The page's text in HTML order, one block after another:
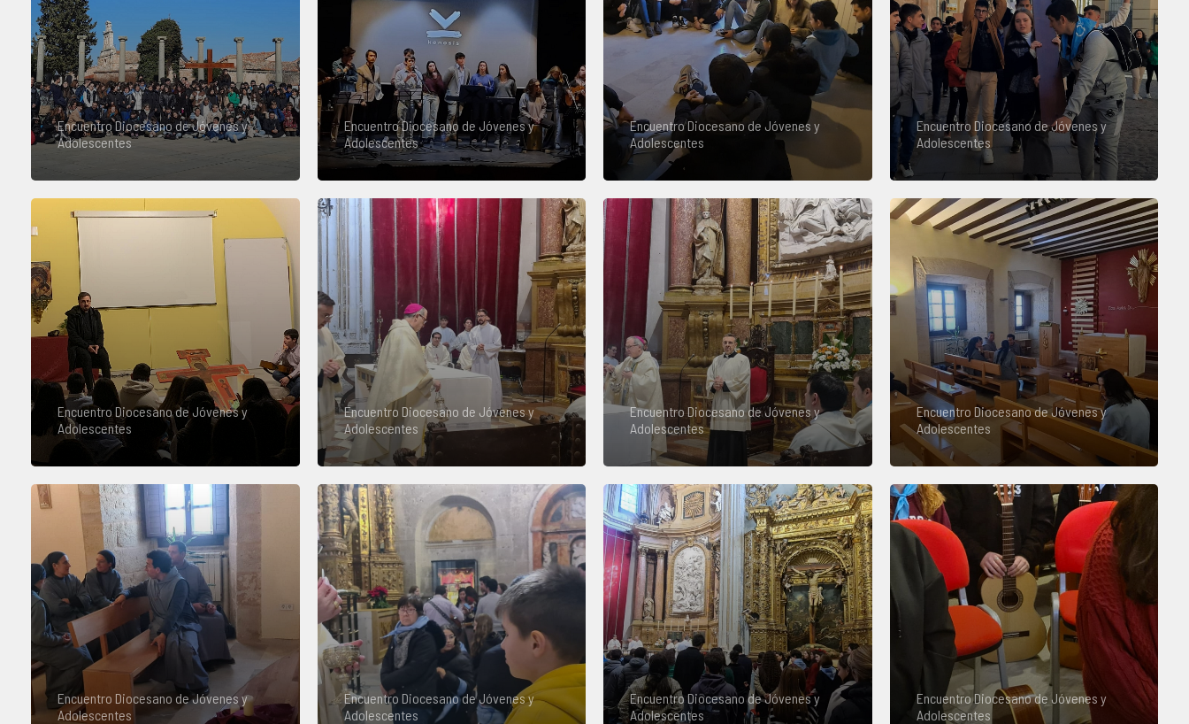
Encuentro Diocesano de Jóvenes y
Adolescentes
Encuentro Diocesano de Jóvenes y
Adolescentes
Encuentro Diocesano de Jóvenes y
Adolescentes
Encuentro Diocesano de Jóvenes y
Adolescentes
Encuentro Diocesano de Jóvenes y
Adolescentes
Encuentro Diocesano de Jóvenes y
Adolescentes
Encuentro Diocesano de Jóvenes y
Adolescentes
Encuentro Diocesano de Jóvenes y
Adolescentes
Encuentro Diocesano de Jóvenes y
Adolescentes
Encuentro Diocesano de Jóvenes y
Adolescentes
Encuentro Diocesano de Jóvenes y
Adolescentes
Encuentro Diocesano de Jóvenes y
Adolescentes